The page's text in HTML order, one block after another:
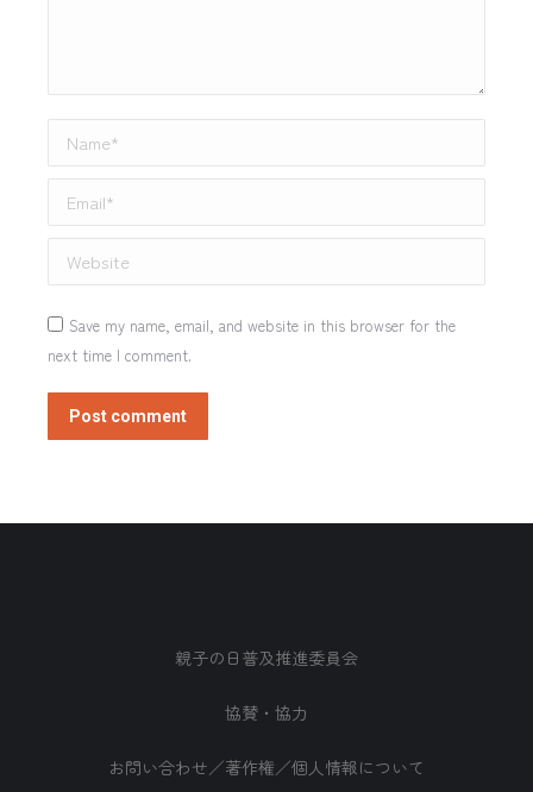
Name *
Email *
Website
Save my name, email, and website in this browser for the
next time I comment.
Post comment
親子の日普及推進委員会
協賛・協力
お問い合わせ／著作権／個人情報について